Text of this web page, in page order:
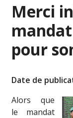
Merci
pour
Date de
Alors que
le mandat